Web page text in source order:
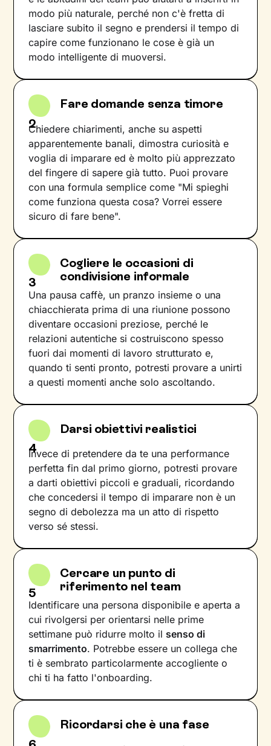
modo più naturale, perché non c'è fretta di
lasciare subito il segno e prendersi il tempo di
capire come funzionano le cose è già un
modo intelligente di muoversi.
2
Fare domande senza timore
Chiedere chiarimenti, anche su aspetti
apparentemente banali, dimostra curiosità e
voglia di imparare ed è molto più apprezzato
del fingere di sapere già tutto. Puoi provare
con una formula semplice come "Mi spieghi
come funziona questa cosa? Vorrei essere
sicuro di fare bene".
3
Cogliere le occasioni di
condivisione informale
Una pausa caffè, un pranzo insieme o una
chiacchierata prima di una riunione possono
diventare occasioni preziose, perché le
relazioni autentiche si costruiscono spesso
fuori dai momenti di lavoro strutturato e,
quando ti senti pronto, potresti provare a unirti
a questi momenti anche solo ascoltando.
4
Darsi obiettivi realistici
Invece di pretendere da te una performance
perfetta fin dal primo giorno, potresti provare
a darti obiettivi piccoli e graduali, ricordando
che concedersi il tempo di imparare non è un
segno di debolezza ma un atto di rispetto
verso sé stessi.
5
Cercare un punto di
riferimento nel team
Identificare una persona disponibile e aperta a
cui rivolgersi per orientarsi nelle prime
settimane può ridurre molto il senso di
smarrimento. Potrebbe essere un collega che
ti è sembrato particolarmente accogliente o
chi ti ha fatto l'onboarding.
Ricordarsi che è una fase